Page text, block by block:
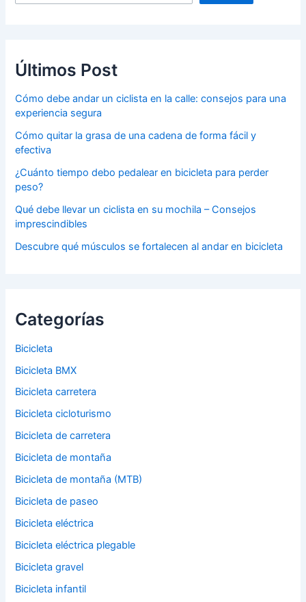
Últimos Post
Cómo debe andar un ciclista en la calle: consejos para una
experiencia segura
Cómo quitar la grasa de una cadena de forma fácil y
efectiva
¿Cuánto tiempo debo pedalear en bicicleta para perder
peso?
Qué debe llevar un ciclista en su mochila – Consejos
imprescindibles
Descubre qué músculos se fortalecen al andar en bicicleta
Categorías
Bicicleta
Bicicleta BMX
Bicicleta carretera
Bicicleta cicloturismo
Bicicleta de carretera
Bicicleta de montaña
Bicicleta de montaña (MTB)
Bicicleta de paseo
Bicicleta eléctrica
Bicicleta eléctrica plegable
Bicicleta gravel
Bicicleta infantil